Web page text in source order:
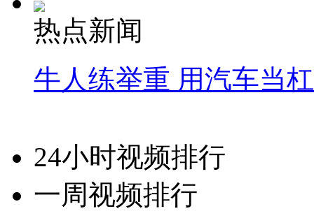
热点新闻
牛人练举重 用汽车当
24小时视频排行
一周视频排行